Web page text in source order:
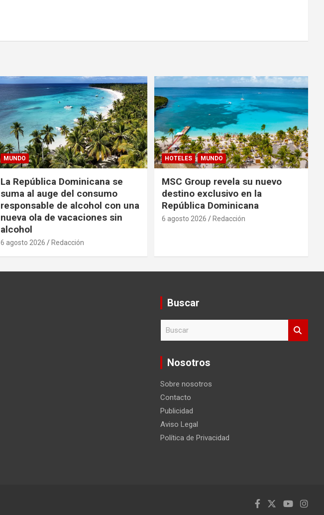
MUNDO
La República Dominicana se
suma al auge del consumo
responsable de alcohol con una
nueva ola de vacaciones sin
alcohol
6 agosto 2026 Redacción
HOTELES MUNDO
MSC Group revela su nuevo
destino exclusivo en la
República Dominicana
6 agosto 2026 Redacción
Buscar
c
Nosotros
Sobre nosotros
Contacto
Publicidad
Aviso Legal
Política de Privacidad